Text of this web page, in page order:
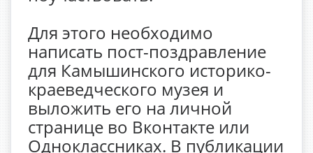
Для этого необходимо
написать пост-поздравление
для Камышинского историко-
краеведческого музея и
выложить его на личной
странице во Вконтакте или
Одноклассниках. В публикации